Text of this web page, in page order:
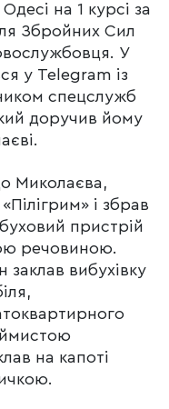
на 1 курсі за
Збройних Сил
У
у Telegram із
спецслужб
доручив йому
Миколаєва,
і збрав
пристрій
речовиною.
заклав вибухівку
на капоті